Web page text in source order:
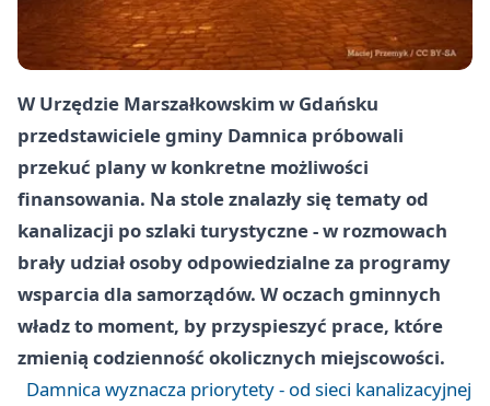
W Urzędzie Marszałkowskim w Gdańsku
przedstawiciele gminy Damnica próbowali
przekuć plany w konkretne możliwości
finansowania. Na stole znalazły się tematy od
kanalizacji po szlaki turystyczne - w rozmowach
brały udział osoby odpowiedzialne za programy
wsparcia dla samorządów. W oczach gminnych
władz to moment, by przyspieszyć prace, które
zmienią codzienność okolicznych miejscowości.
Damnica wyznacza priorytety - od sieci kanalizacyjnej